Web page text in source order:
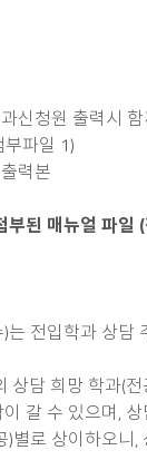
신청원 출력시
파일 1)
력본
부된 매뉴얼 파일
는 전입학과 상담
상담 희망 학과(
갈 수 있으며,
)별로 상이하오니